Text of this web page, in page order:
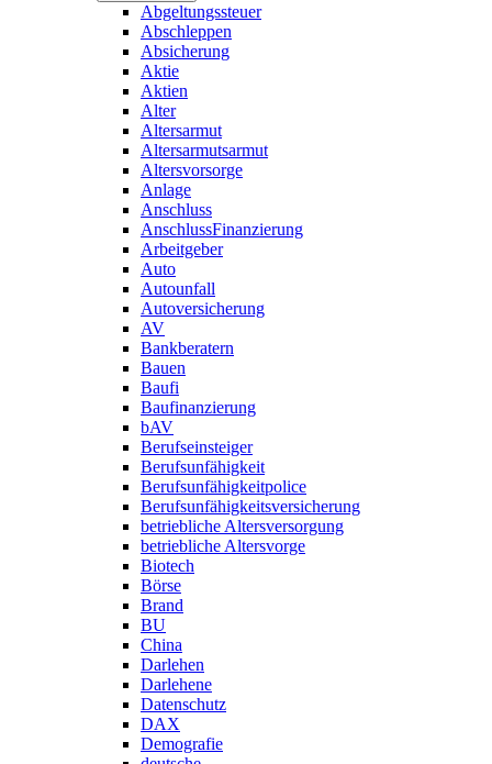
Abgeltungssteuer
Abschleppen
Absicherung
Aktie
Aktien
Alter
Altersarmut
Altersarmutsarmut
Altersvorsorge
Anlage
Anschluss
AnschlussFinanzierung
Arbeitgeber
Auto
Autounfall
Autoversicherung
AV
Bankberatern
Bauen
Baufi
Baufinanzierung
bAV
Berufseinsteiger
Berufsunfähigkeit
Berufsunfähigkeitpolice
Berufsunfähigkeitsversicherung
betriebliche Altersversorgung
betriebliche Altersvorge
Biotech
Börse
Brand
BU
China
Darlehen
Darlehene
Datenschutz
DAX
Demografie